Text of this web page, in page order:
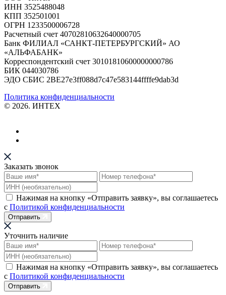
ИНН 3525488048
КПП 352501001
ОГРН 1233500006728
Расчетный счет 40702810632640000705
Банк ФИЛИАЛ «САНКТ-ПЕТЕРБУРГСКИЙ» АО
«АЛЬФАБАНК»
Корреспондентский счет 30101810600000000786
БИК 044030786
ЭДО СБИС 2BE27e3ff088d7c47e583144ffffe9dab3d
Политика конфиденциальности
© 2026. ИНТЕХ
Заказать звонок
Нажимая на кнопку «Отправить заявку», вы соглашаетесь
с Политикой конфиденциальности
Отправить
Уточнить наличие
Нажимая на кнопку «Отправить заявку», вы соглашаетесь
с Политикой конфиденциальности
Отправить